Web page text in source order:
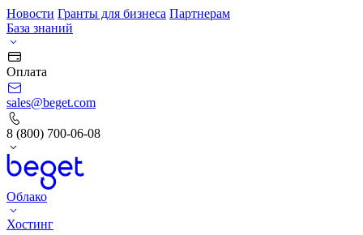
Новости Гранты для бизнеса Партнерам
База знаний
Оплата
sales@beget.com
8 (800) 700-06-08
Облако
Хостинг